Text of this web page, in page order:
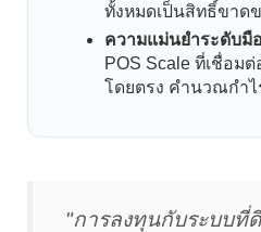
ทั้งหมดเป็นสิทธิ์ขาด
ความแม่นยำระดับมื
POS Scale ที่เชื่อมต่
โดยตรง คำนวณกำ
"การลงทุนกับระบบที่